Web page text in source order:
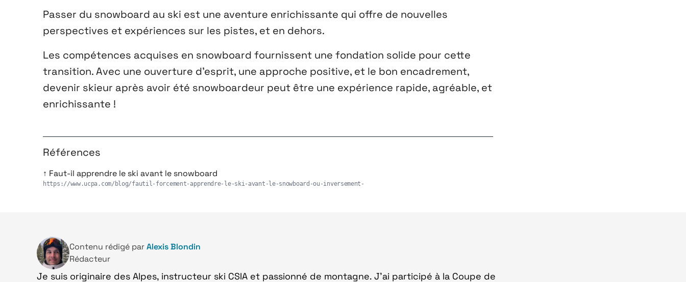
Passer du snowboard au ski est une aventure enrichissante qui offre de nouvelles
perspectives et expériences sur les pistes, et en dehors.
Les compétences acquises en snowboard fournissent une fondation solide pour cette
transition. Avec une ouverture d’esprit, une approche positive, et le bon encadrement,
devenir skieur après avoir été snowboardeur peut être une expérience rapide, agréable, et
enrichissante !
Références
↑ Faut-il apprendre le ski avant le snowboard
https://www.ucpa.com/blog/fautil-forcement-apprendre-le-ski-avant-le-snowboard-ou-inversement-
Contenu rédigé parAlexis Blondin
Rédacteur
Je suis originaire des Alpes, instructeur ski CSIA et passionné de montagne. J'ai participé à la Coupe de